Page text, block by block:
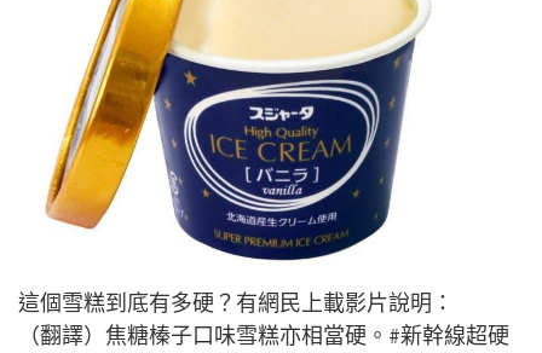
這個雪糕到底有多硬？有網民上載影片說明：
（翻譯）焦糖榛子口味雪糕亦相當硬。#新幹線超硬